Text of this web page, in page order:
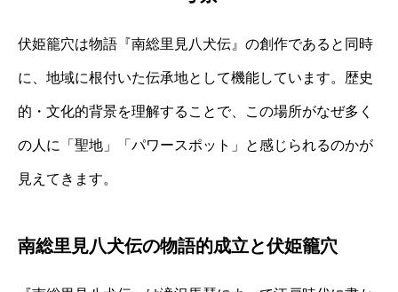
伏姫籠穴は物語『南総里見八犬伝』の創作であると同時
に、地域に根付いた伝承地として機能しています。歴史
的・文化的背景を理解することで、この場所がなぜ多く
の人に「聖地」「パワースポット」と感じられるのかが
見えてきます。
南総里見八犬伝の物語的成立と伏姫籠穴